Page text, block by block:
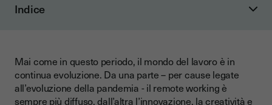
Indice
Mai come in questo periodo, il mondo del lavoro è in
continua evoluzione. Da una parte – per cause legate
all’evoluzione della pandemia - il remote working è
sempre più diffuso, dall’altra l’innovazione, la creatività e